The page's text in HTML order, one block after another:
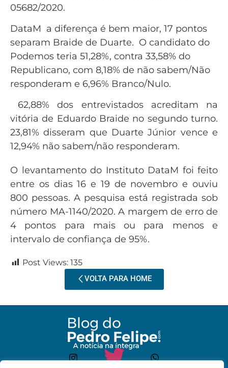
05682/2020.
DataM a diferença é bem maior, 17 pontos
separam Braide de Duarte. O candidato do
Podemos teria 51,28%, contra 33,58% do
Republicano, com 8,18% de não sabem/Não
responderam e 6,96% Branco/Nulo.
62,88% dos entrevistados acreditam na
vitória de Eduardo Braide no segundo turno.
23,81% disseram que Duarte Júnior vence e
12,94% não sabem/não responderam.
O levantamento do Instituto DataM foi feito
entre os dias 16 e 19 de novembro e ouviu
800 pessoas. A pesquisa está registrada sob
número MA-1140/2020. A margem de erro de
4 pontos para mais ou para menos e
intervalo de confiança de 95%.
Post Views: 135
VOLTA PARA HOME